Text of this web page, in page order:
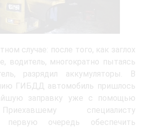
случае: после того, как заглох
водитель, многократно пытаясь
разрядил аккумуляторы. В
ГИБДД автомобиль пришлось
заправку уже с помощью
специалисту
первую очередь обеспечить